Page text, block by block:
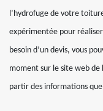
l’hydrofuge de votre
expérimentée pour réaliser
besoin d’un devis, vous
moment sur le site web de
partir des informations